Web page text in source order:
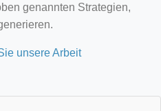
genannten Strategien,
unsere Arbeit